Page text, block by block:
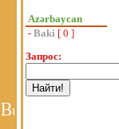
Azərbaycan
- Baki [ 0 ]
Запрос: